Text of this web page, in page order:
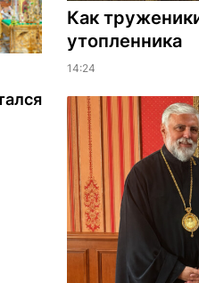
Как
утопленника
14:24